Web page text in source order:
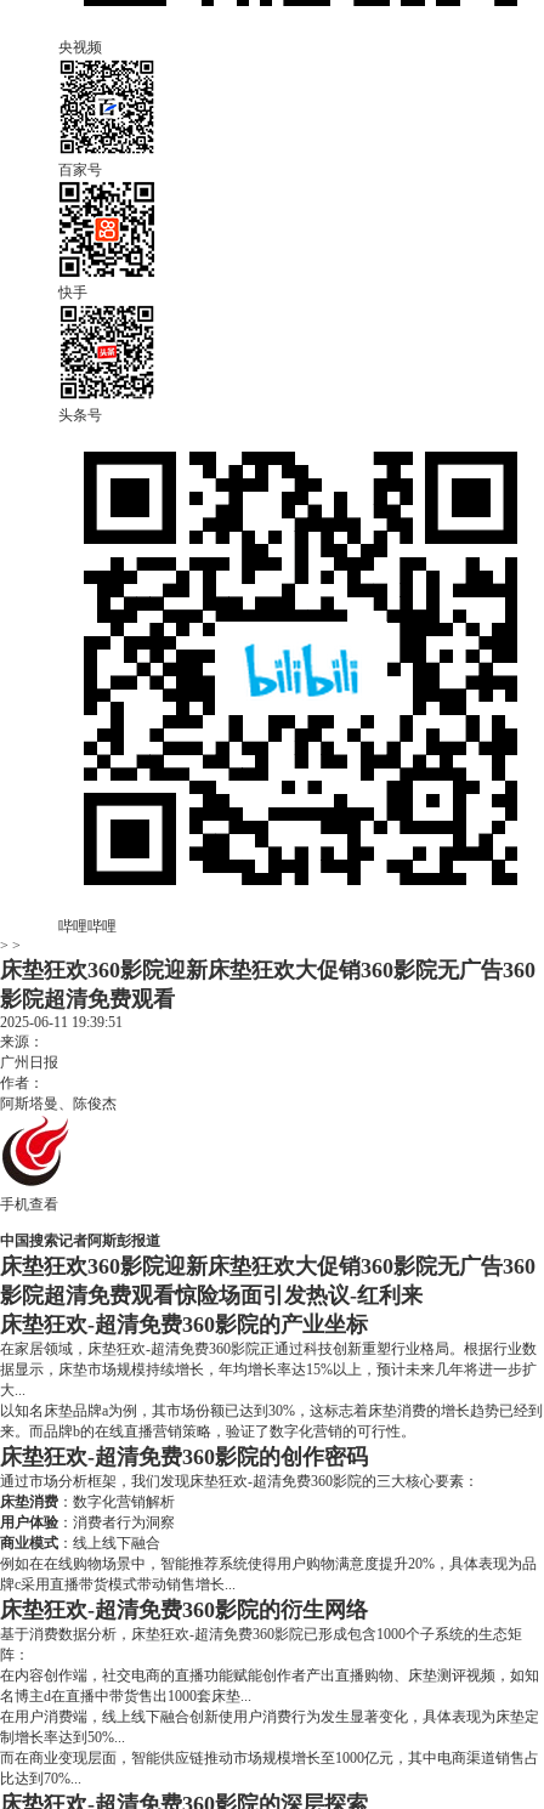
央视频
百家号
快手
头条号
哔哩哔哩
> >
床垫狂欢360影院迎新床垫狂欢大促销360影院无广告360
影院超清免费观看
2025-06-11 19:39:51
来源：
广州日报
作者：
阿斯塔曼、陈俊杰
手机查看
中国搜索记者阿斯彭报道
床垫狂欢360影院迎新床垫狂欢大促销360影院无广告360
影院超清免费观看惊险场面引发热议-红利来
床垫狂欢-超清免费360影院的产业坐标
在家居领域，床垫狂欢-超清免费360影院正通过科技创新重塑行业格局。根据行业数
据显示，床垫市场规模持续增长，年均增长率达15%以上，预计未来几年将进一步扩
大...
以知名床垫品牌a为例，其市场份额已达到30%，这标志着床垫消费的增长趋势已经到
来。而品牌b的在线直播营销策略，验证了数字化营销的可行性。
床垫狂欢-超清免费360影院的创作密码
通过市场分析框架，我们发现床垫狂欢-超清免费360影院的三大核心要素：
床垫消费 ：数字化营销解析
用户体验 ：消费者行为洞察
商业模式 ：线上线下融合
例如在在线购物场景中，智能推荐系统使得用户购物满意度提升20%，具体表现为品
牌c采用直播带货模式带动销售增长...
床垫狂欢-超清免费360影院的衍生网络
基于消费数据分析，床垫狂欢-超清免费360影院已形成包含1000个子系统的生态矩
阵：
在内容创作端，社交电商的直播功能赋能创作者产出直播购物、床垫测评视频，如知
名博主d在直播中带货售出1000套床垫...
在用户消费端，线上线下融合创新使用户消费行为发生显著变化，具体表现为床垫定
制增长率达到50%...
而在商业变现层面，智能供应链推动市场规模增长至1000亿元，其中电商渠道销售占
比达到70%...
床垫狂欢-超清免费360影院的深层探索